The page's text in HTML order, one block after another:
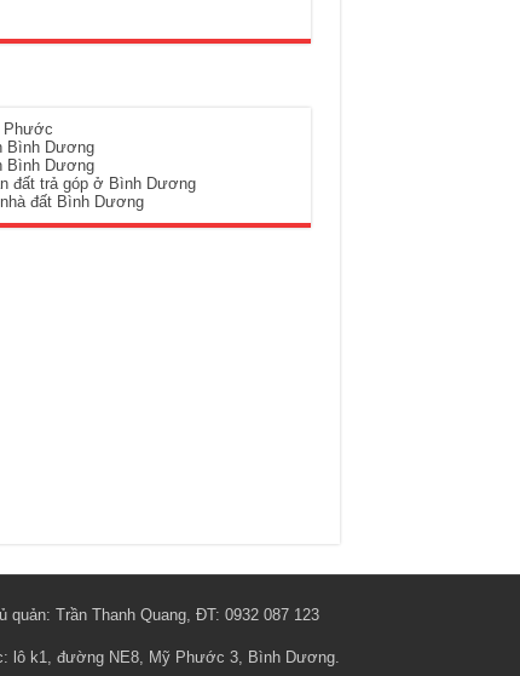
Phước
Bình Dương
Bình Dương
đất trả góp ở Bình Dương
đất Bình Dương
quản: Trần Thanh Quang, ĐT: 0932 087 123
lô k1, đường NE8, Mỹ Phước 3, Bình Dương.